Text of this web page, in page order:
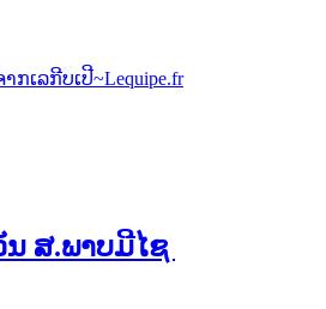
ເລກີບເປີ~Lequipe.fr
ນ ສ.ພາບມີໄຊ